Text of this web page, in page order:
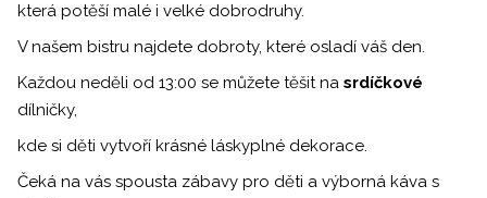
která potěší malé i velké dobrodruhy.
V našem bistru najdete dobroty, které osladí váš den.
Každou neděli od 13:00 se můžete těšit na srdíčkové
dílničky,
kde si děti vytvoří krásné láskyplné dekorace.
Čeká na vás spousta zábavy pro děti a výborná káva s